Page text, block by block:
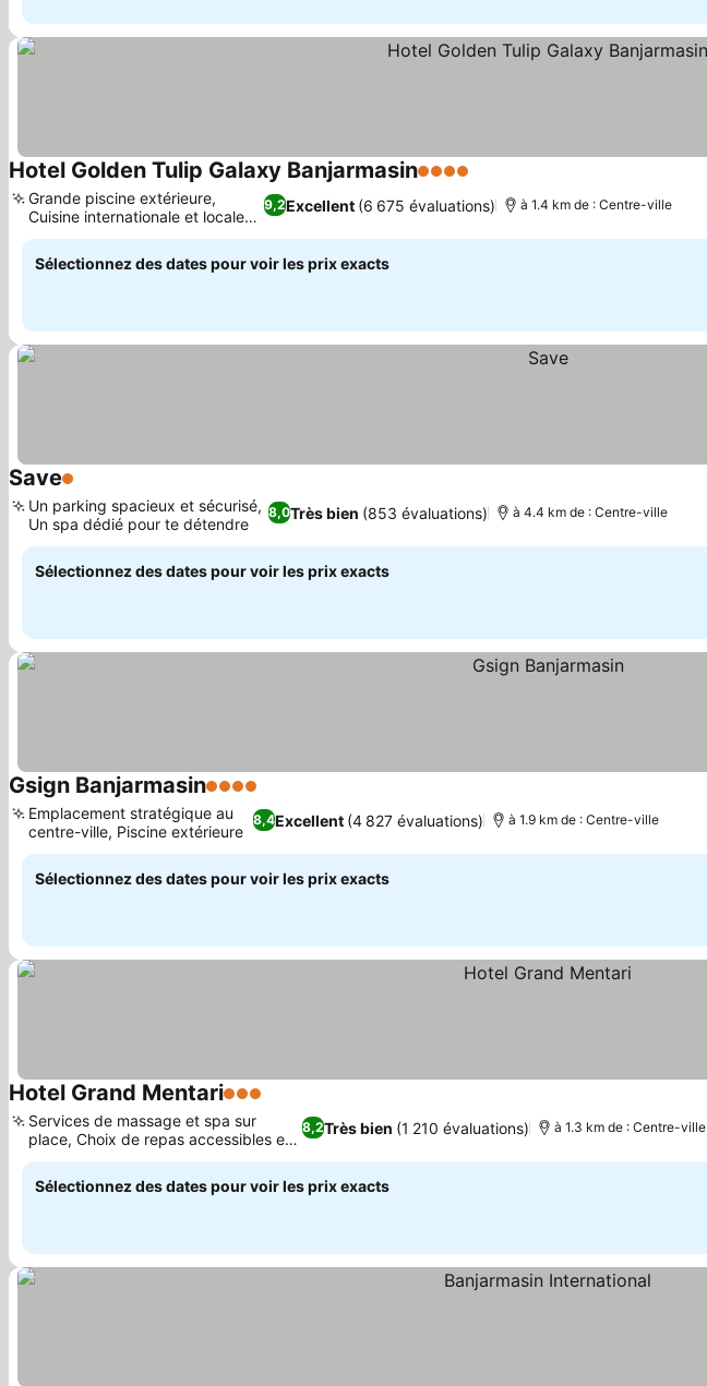
Hotel Golden Tulip Galaxy Banjarmasin4 Étoiles
9,2Excellent (6 675 évaluations)
Grande piscine extérieure,
Cuisine internationale et locale
variée
à 1.4 km de : Centre-ville
Sélectionnez des dates pour voir les prix exacts
Save1 Étoiles
8,0Très bien (853 évaluations)
Un parking spacieux et sécurisé,
Un spa dédié pour te détendre
à 4.4 km de : Centre-ville
Sélectionnez des dates pour voir les prix exacts
Gsign Banjarmasin4 Étoiles
8,4Excellent (4 827 évaluations)
Emplacement stratégique au
centre-ville, Piscine extérieure
à 1.9 km de : Centre-ville
Sélectionnez des dates pour voir les prix exacts
Hotel Grand Mentari3 Étoiles
8,2Très bien (1 210 évaluations)
Services de massage et spa sur
place, Choix de repas accessibles et
délicieux
à 1.3 km de : Centre-ville
Sélectionnez des dates pour voir les prix exacts